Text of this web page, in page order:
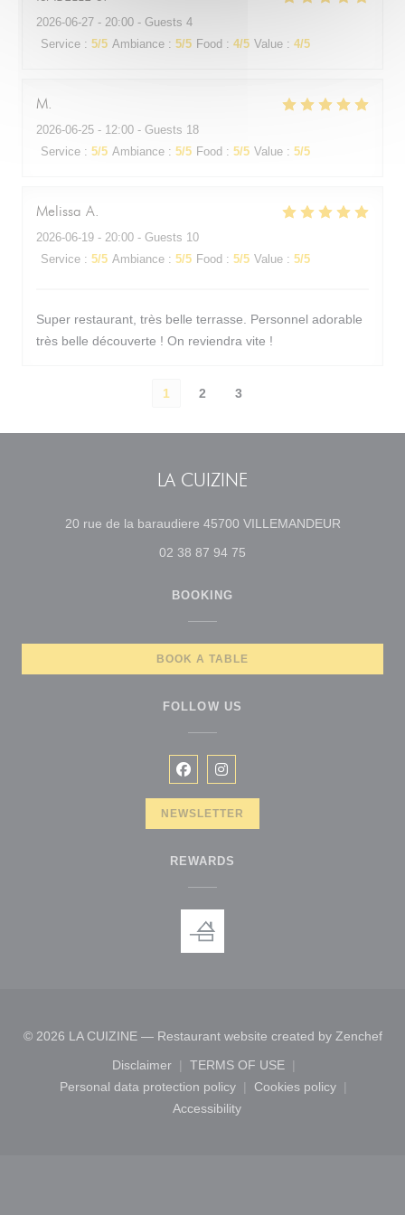
2026-06-27 - 20:00 - Guests 4
Service : 5/5 Ambiance : 5/5 Food : 4/5 Value : 4/5
M
2026-06-25 - 12:00 - Guests 18
Service : 5/5 Ambiance : 5/5 Food : 5/5 Value : 5/5
Melissa A
2026-06-19 - 20:00 - Guests 10
Service : 5/5 Ambiance : 5/5 Food : 5/5 Value : 5/5
Super restaurant, très belle terrasse. Personnel adorable
très belle découverte ! On reviendra vite !
1 2 3
LA CUIZINE
20 rue de la baraudiere 45700 VILLEMANDEUR((opens in
02 38 87 94 75
BOOKING
BOOK A TABLE
FOLLOW US
Facebook ((opens in a new
Instagram ((opens in a new
NEWSLETTER
REWARDS
© 2026 LA CUIZINE — Restaurant website created by Zenchef
Disclaimer
((opens in a new window))
TERMS OF USE
((opens in a new window))
Personal data protection policy
((opens in a new window))
Cookies policy
((opens in a new
Accessibility
((opens in a new window))